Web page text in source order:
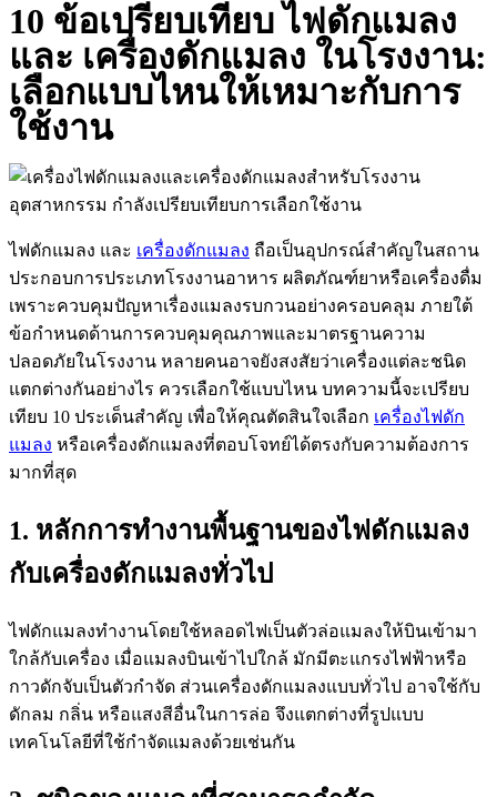
10 ข้อเปรียบเทียบ ไฟดักแมลง
และ เครื่องดักแมลง ในโรงงาน:
เลือกแบบไหนให้เหมาะกับการ
ใช้งาน
ไฟดักแมลง และ เครื่องดักแมลง ถือเป็นอุปกรณ์สำคัญในสถาน
ประกอบการประเภทโรงงานอาหาร ผลิตภัณฑ์ยาหรือเครื่องดื่ม
เพราะควบคุมปัญหาเรื่องแมลงรบกวนอย่างครอบคลุม ภายใต้
ข้อกำหนดด้านการควบคุมคุณภาพและมาตรฐานความ
ปลอดภัยในโรงงาน หลายคนอาจยังสงสัยว่าเครื่องแต่ละชนิด
แตกต่างกันอย่างไร ควรเลือกใช้แบบไหน บทความนี้จะเปรียบ
เทียบ 10 ประเด็นสำคัญ เพื่อให้คุณตัดสินใจเลือก เครื่องไฟดัก
แมลง หรือเครื่องดักแมลงที่ตอบโจทย์ได้ตรงกับความต้องการ
มากที่สุด
1. หลักการทำงานพื้นฐานของไฟดักแมลง
กับเครื่องดักแมลงทั่วไป
ไฟดักแมลงทำงานโดยใช้หลอดไฟเป็นตัวล่อแมลงให้บินเข้ามา
ใกล้กับเครื่อง เมื่อแมลงบินเข้าไปใกล้ มักมีตะแกรงไฟฟ้าหรือ
กาวดักจับเป็นตัวกำจัด ส่วนเครื่องดักแมลงแบบทั่วไป อาจใช้กับ
ดักลม กลิ่น หรือแสงสีอื่นในการล่อ จึงแตกต่างที่รูปแบบ
เทคโนโลยีที่ใช้กำจัดแมลงด้วยเช่นกัน